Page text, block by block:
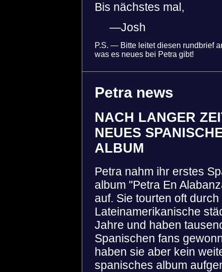
Bis nächstes mal,
—Josh
P.S. — Bitte leitet diesen rundbrief
was es neues bei Petra gibt!
Petra news
NACH LANGER
NEUES
ALBUM
Petra nahm ihr erstes
album "Petra En
auf. Sie tourten oft durch
Lateinamerikanische
Jahre und haben
Spanischen fans
haben sie aber kein
spanisches album